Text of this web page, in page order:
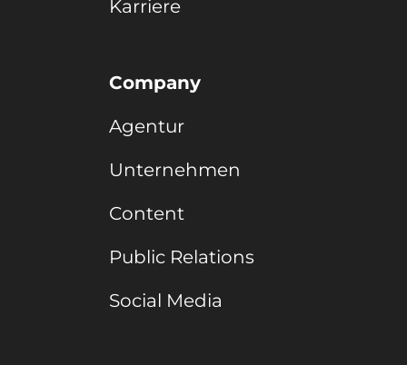
Karriere
Company
Agentur
Unternehmen
Content
Public Relations
Social Media